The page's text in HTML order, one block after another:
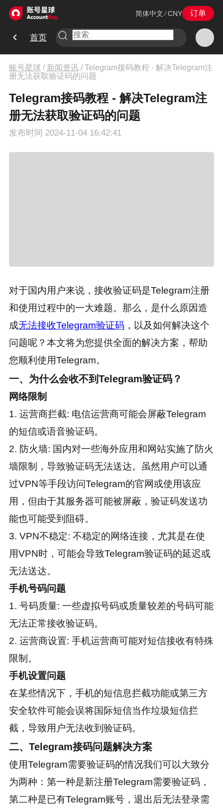
简体中文 /CNY 订单
首页
账号星球 / 新闻资讯/Telegram接码教程 - 解决Telegram注
册无法获取验证码的问题
Telegram接码教程 - 解决Telegram注
册无法获取验证码的问题
发布时间 2024-11-04 16:42:41
对于国内用户来说，接收验证码是Telegram注册
和使用过程中的一大难题。那么，是什么原因造
成无法接收Telegram验证码 ，以及如何解决这个
问题呢？本文将为您提供全面的解决方案，帮助
您顺利使用Telegram。
一、为什么会收不到Telegram验证码？
网络限制
1. 运营商拦截: 电信运营商可能会屏蔽Telegram
的短信或语音验证码。
2. 防火墙: 国内对一些海外应用和网站实施了防火
墙限制，导致验证码无法送达。虽然用户可以通
过VPN等手段访问Telegram的官网或使用该应
用，但由于其服务器可能被屏蔽，验证码发送功
能也可能受到阻碍。
3. VPN不稳定: 不稳定的网络连接，尤其是在使
用VPN时，可能会导致Telegram验证码的延迟或
无法送达。
手机号码问题
1. 号码质量: 一些虚拟号码或质量较差的号码可能
无法正常接收验证码。
2. 运营商设置: 手机运营商可能对短信接收有特殊
限制。
手机设置问题
在某些情况下，手机的短信息拦截功能或第三方
安全软件可能会误将国际短信当作垃圾短信拦
截，导致用户无法收到验证码。
二、Telegram接码问题解决方案
使用Telegram需要验证码的情况我们可以大致分
为两种：第一种是新注册Telegram需要验证码，
第二种是已有Telegram账号，退出后无法登录需